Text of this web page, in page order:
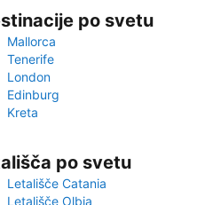
po svetu
Mallorca
Tenerife
London
Edinburg
Kreta
po svetu
Letališče Catania
Letališče Olbia